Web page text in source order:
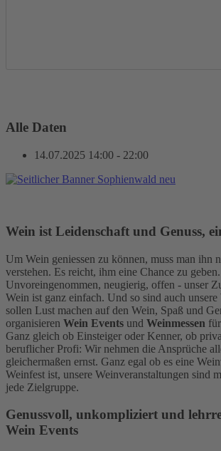
Alle Daten
14.07.2025 14:00 - 22:00
Wein ist Leidenschaft und Genuss,
Um Wein geniessen zu können, muss man ihn
verstehen. Es reicht, ihm eine Chance zu geben.
Unvoreingenommen, neugierig, offen - unser
Wein ist ganz einfach. Und so sind auch
sollen Lust machen auf den Wein, Spaß und
organisieren Wein Events und Weinmessen
Ganz gleich ob Einsteiger oder Kenner, ob
beruflicher Profi: Wir nehmen die Ansprüche
gleichermaßen ernst. Ganz egal ob es eine
Weinfest ist, unsere Weinveranstaltungen sind
jede Zielgruppe.
Genussvoll, unkompliziert und
Wein Events